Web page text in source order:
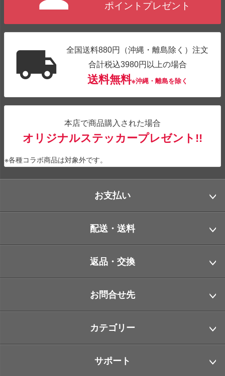
ポイントプレゼント
全国送料880円（沖縄・離島除く）注文
合計税込3980円以上の場合
送料無料※沖縄・離島を除く
本店で商品購入された場合
オリジナルステッカープレゼント!!
※各種コラボ商品は対象外です。
お支払い
配送・送料
返品・交換
お問合せ先
カテゴリー
サポート